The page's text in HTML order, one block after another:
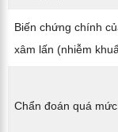
Biến chứng chính
xâm lấn (nhiễm
Chẩn đoán quá mức